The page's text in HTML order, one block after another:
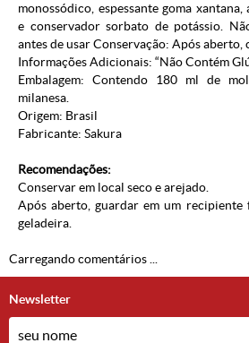
monossódico, espessante goma
e conservador sorbato de potássio.
antes de usar Conservação: Após aberto,
Informações Adicionais: “Não Contém
Embalagem: Contendo 180 ml de
milanesa.
Origem: Brasil
Fabricante: Sakura
Recomendações:
Conservar em local seco e arejado.
Após aberto, guardar em um recipiente
geladeira.
Carregando comentários ...
Newsletter